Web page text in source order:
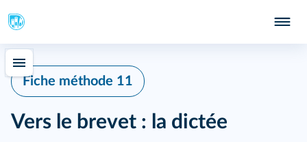
Fiche méthode 11
Vers le brevet : la dictée